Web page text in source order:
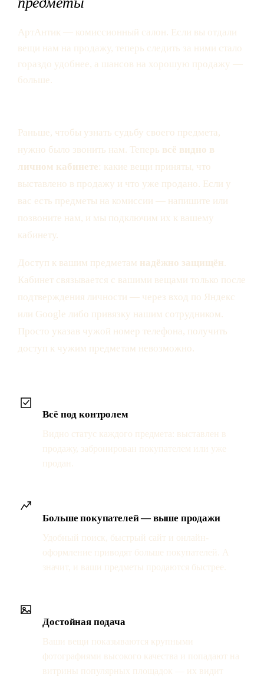
АртАнтик — комиссионный салон. Если вы отдали
вещи нам на продажу, теперь следить за ними стало
гораздо удобнее, а шансов на хорошую продажу —
больше.
Раньше, чтобы узнать судьбу своего предмета,
нужно было звонить нам. Теперь всё видно в
личном кабинете: какие вещи приняты, что
выставлено в продажу и что уже продано. Если у
вас есть предметы на комиссии — напишите или
позвоните нам, и мы подключим их к вашему
кабинету.
Доступ к вашим предметам надёжно защищён.
Кабинет связывается с вашими вещами только после
подтверждения личности — через вход по Яндекс
или Google либо привязку нашим сотрудником.
Просто указав чужой номер телефона, получить
доступ к чужим предметам невозможно.
Всё под контролем
Видно статус каждого предмета: выставлен в
продажу, забронирован покупателем или уже
продан.
Больше покупателей — выше продажи
Удобный поиск, быстрый сайт и онлайн-
оформление приводят больше покупателей. А
значит, и ваши предметы продаются быстрее.
Достойная подача
Ваши вещи показываются крупными
фотографиями высокого качества и попадают на
витрины популярных площадок — их видит